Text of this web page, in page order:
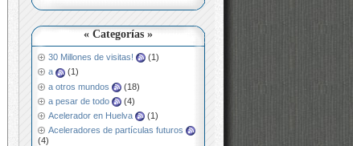
« Categorías »
30 Millones de visitas!
(1)
a
(1)
a otros mundos
(18)
a pesar de todo
(4)
Acelerador en Huelva
(1)
Aceleradores de partículas futuros
(4)